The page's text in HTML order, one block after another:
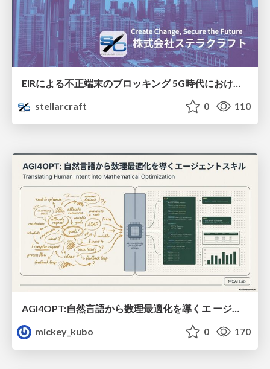
EIRによる不正端末のブロッキング 5G時代におけるデバイス識別と不正対策の進化
stellarcraft
0 110
mickey_kubo
0 170